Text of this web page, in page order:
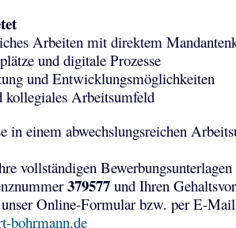
Arbeiten mit direktem
und digitale Prozesse
und Entwicklungsmöglichkeiten
kollegiales Arbeitsumfeld
in einem abwechslungsreichen
vollständigen Bewerbungsunterlagen
379577und Ihren
Online-Formular bzw. per E-
bohrmann.de